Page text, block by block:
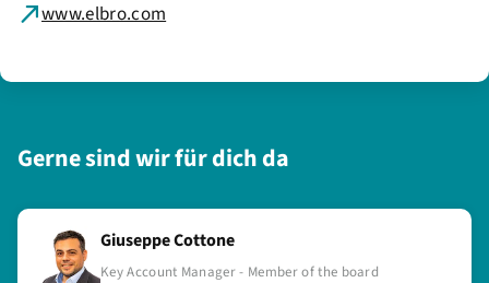
www.elbro.com
Gerne sind wir für dich da
Giuseppe Cottone
Key Account Manager - Member of the board